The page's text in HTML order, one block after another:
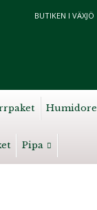
BUTIKEN I VÄXJÖ
Pipa